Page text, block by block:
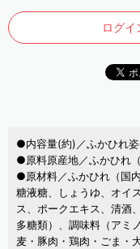
ログ
●内容量(約)／ふかひれ
●原料原産地／ふかひれ
●原材料／ふかひれ（国
糖液糖、しょうゆ、オイ
ス、ポークエキス、清酒
多糖類）、調味料（アミ
麦・豚肉・鶏肉・ごま・